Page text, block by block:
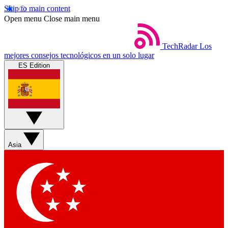
Skip to main content
Open menu Close main menu
TechRadar Los
mejores consejos tecnológicos en un solo lugar
ES Edition
Asia